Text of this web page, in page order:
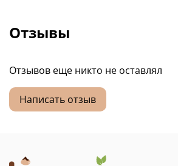
Отзывы
Отзывов еще никто не оставлял
Написать отзыв